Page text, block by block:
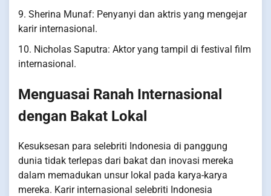
9. Sherina Munaf: Penyanyi dan aktris yang mengejar
karir internasional.
10. Nicholas Saputra: Aktor yang tampil di festival film
internasional.
Menguasai Ranah Internasional
dengan Bakat Lokal
Kesuksesan para selebriti Indonesia di panggung
dunia tidak terlepas dari bakat dan inovasi mereka
dalam memadukan unsur lokal pada karya-karya
mereka. Karir internasional selebriti Indonesia